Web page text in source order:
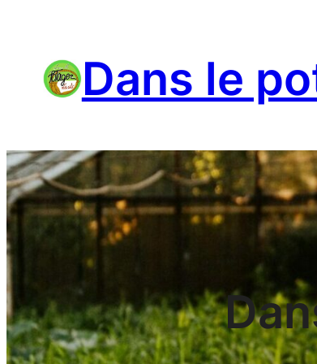
content
Dans le